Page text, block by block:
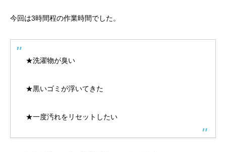
今回は3時間程の作業時間でした。
★洗濯物が臭い
★黒いゴミが浮いてきた
★一度汚れをリセットしたい